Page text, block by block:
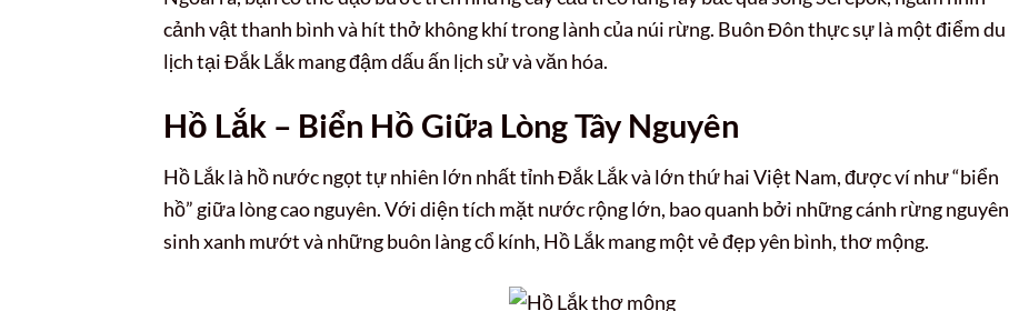
cảnh vật thanh bình và hít thở không khí trong lành của núi rừng. Buôn Đôn thực sự là một điểm du
lịch tại Đắk Lắk mang đậm dấu ấn lịch sử và văn hóa.
Hồ Lắk – Biển Hồ Giữa Lòng Tây Nguyên
Hồ Lắk là hồ nước ngọt tự nhiên lớn nhất tỉnh Đắk Lắk và lớn thứ hai Việt Nam, được ví như “biển
hồ” giữa lòng cao nguyên. Với diện tích mặt nước rộng lớn, bao quanh bởi những cánh rừng nguyên
sinh xanh mướt và những buôn làng cổ kính, Hồ Lắk mang một vẻ đẹp yên bình, thơ mộng.